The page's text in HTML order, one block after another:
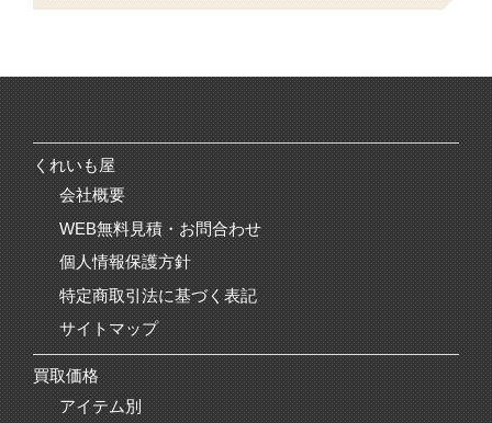
くれいも屋
会社概要
WEB無料見積・お問合わせ
個人情報保護方針
特定商取引法に基づく表記
サイトマップ
買取価格
アイテム別